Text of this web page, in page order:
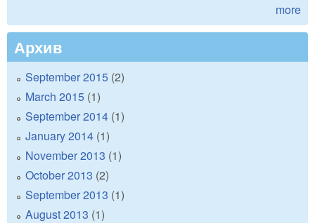
more
Архив
September 2015 (2)
March 2015 (1)
September 2014 (1)
January 2014 (1)
November 2013 (1)
October 2013 (2)
September 2013 (1)
August 2013 (1)